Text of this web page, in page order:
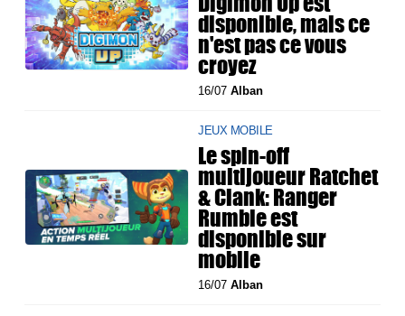
disponible, mais ce
n'est pas ce vous
croyez
16/07Alban
JEUX MOBILE
Le spin-off
multijoueur Ratchet
& Clank: Ranger
Rumble est
disponible sur
mobile
16/07Alban